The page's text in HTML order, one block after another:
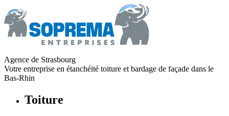
Agence de Strasbourg
Votre entreprise en étanchéité toiture et bardage de façade dans le
Bas-Rhin
Toiture